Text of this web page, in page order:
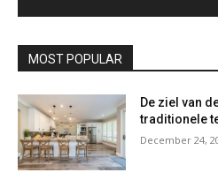
MOST POPULAR
De ziel van
traditionele
December 24,